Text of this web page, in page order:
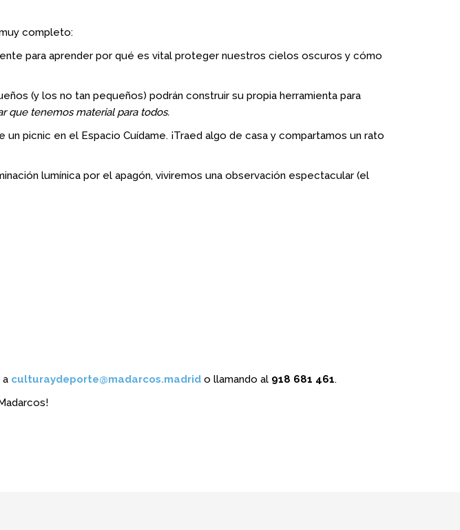
completo:
para aprender por qué es vital proteger nuestros cielos oscuros y cómo
(y los no tan pequeños) podrán construir su propia herramienta para
que tenemos material para todos.
picnic en el Espacio Cuídame. ¡Traed algo de casa y compartamos un rato
lumínica por el apagón, viviremos una observación espectacular (el
a culturaydeporte@madarcos.madrid o llamando al 918 681 461.